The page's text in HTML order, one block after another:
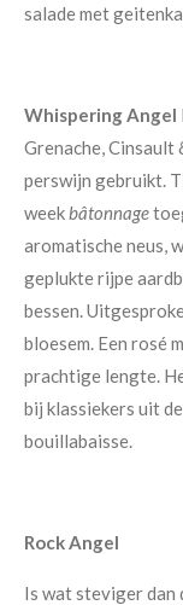
salade met
Whispering Angel
Grenache, Cinsault
perswijn gebruikt.
weekbâtonnage
aromatische neus,
geplukte rijpe
bessen.
bloesem. Een rosé
prachtige lengte.
bij klassiekers uit
bouillabaisse.
Rock Angel
Is wat steviger dan